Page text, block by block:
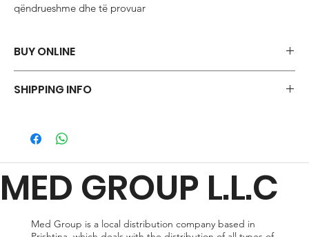
qëndrueshme dhe të provuar
BUY ONLINE
shopping via WhatsApp.
SHIPPING INFO
preferences and urgency. During checkout, you can choose
from standard shipping, which typically takes 2-3 business days
within 24hr business days. Please note that shipping times may
vary depending on your location.
MED GROUP L.L.C
Med Group is a local distribution company based in